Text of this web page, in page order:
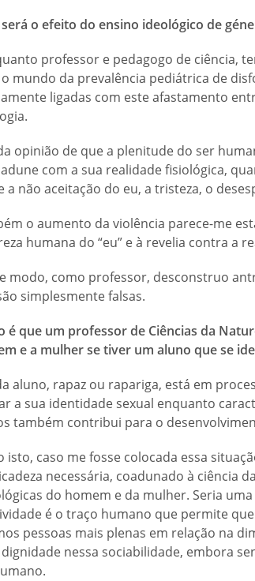
o efeito do ensino ideológico de
professor e pedagogo de ciência,
mundo da prevalência pediátrica de
ligadas com este afastamento
opinião de que a plenitude do ser
com a sua realidade fisiológica,
a não aceitação do eu, a tristeza, o
o aumento da violência parece-me
humana do “eu” e à revelia contra a
modo, como professor, desconstruo
simplesmente falsas.
é que um professor de Ciências da
e a mulher se tiver um aluno que se
aluno, rapaz ou rapariga, está em
a sua identidade sexual enquanto
também contribui para o
isto, caso me fosse colocada essa
necessária, coadunado à ciência
do homem e da mulher. Seria
é o traço humano que permite
pessoas mais plenas em relação na
nessa sociabilidade, embora